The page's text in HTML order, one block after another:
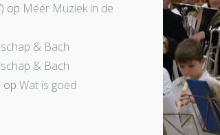
op Méér Muziek in de
& Bach
& Bach
op Wat is goed